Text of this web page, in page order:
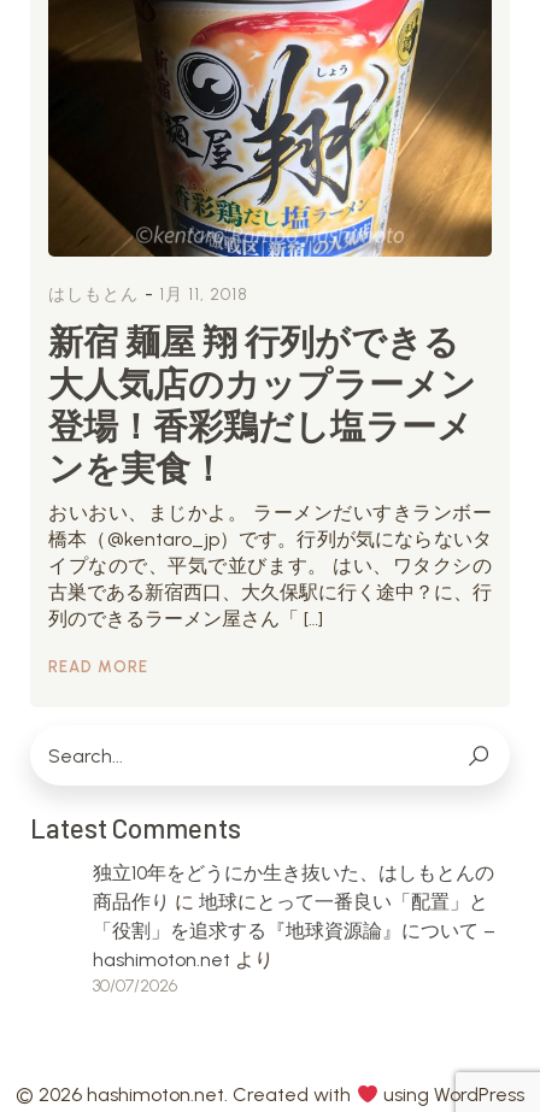
はしもとん - 1月 11, 2018
新宿 麺屋 翔 行列ができる
大人気店のカップラーメン
登場！香彩鶏だし塩ラーメ
ンを実食！
おいおい、まじかよ。 ラーメンだいすきランボー
橋本（@kentaro_jp）です。行列が気にならないタ
イプなので、平気で並びます。 はい、ワタクシの
古巣である新宿西口、大久保駅に行く途中？に、行
列のできるラーメン屋さん「 […]
READ MORE
Latest Comments
独立10年をどうにか生き抜いた、はしもとんの
商品作り に 地球にとって一番良い「配置」と
「役割」を追求する『地球資源論』について –
hashimoton.net より
30/07/2026
© 2026 hashimoton.net. Created with
using WordPress